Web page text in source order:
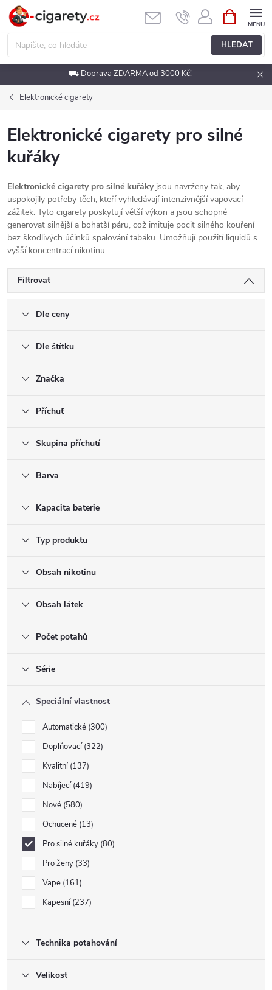
Přejít
obsah
HLEDAT
NÁKUPNÍ
KOŠÍK
⛟ Doprava ZDARMA od 3000 Kč!
Elektronické cigarety
Elektronické cigarety pro silné
kuřáky
Elektronické cigarety pro silné kuřákyjsou navrženy tak, aby
uspokojily potřeby těch, kteří vyhledávají intenzivnější vapovací
zážitek. Tyto cigarety poskytují větší výkon a jsou schopné
generovat silnější a bohatší páru, což imituje pocit silného kouření
bez škodlivých účinků spalování tabáku. Umožňují použití liquidů s
vyšší koncentrací nikotinu.
Filtrovat
Dle ceny
Dle štítku
Značka
Příchuť
Skupina příchutí
Barva
Kapacita baterie
Typ produktu
Obsah nikotinu
Obsah látek
Počet potahů
Série
Speciální vlastnost
Automatické 300
Doplňovací 322
Kvalitní 137
Nabíjecí 419
Nové 580
Ochucené 13
Pro silné kuřáky 80
Pro ženy 33
Vape 161
Kapesní 237
Technika potahování
Velikost